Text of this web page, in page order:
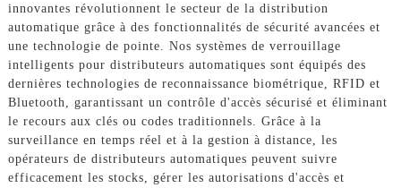
innovantes révolutionnent le secteur de la distribution
automatique grâce à des fonctionnalités de sécurité avancées et
une technologie de pointe. Nos systèmes de verrouillage
intelligents pour distributeurs automatiques sont équipés des
dernières technologies de reconnaissance biométrique, RFID et
Bluetooth, garantissant un contrôle d'accès sécurisé et éliminant
le recours aux clés ou codes traditionnels. Grâce à la
surveillance en temps réel et à la gestion à distance, les
opérateurs de distributeurs automatiques peuvent suivre
efficacement les stocks, gérer les autorisations d'accès et